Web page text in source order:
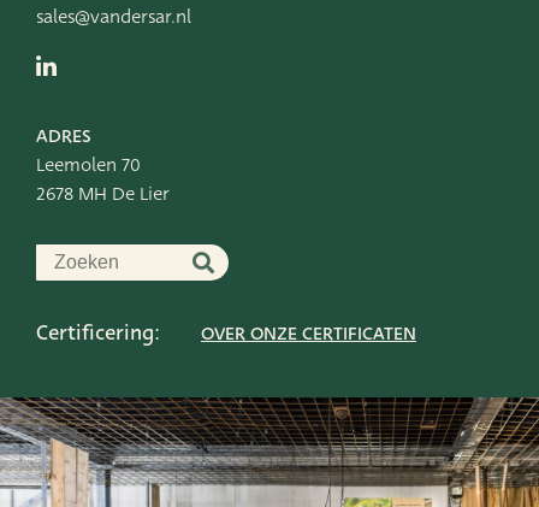
sales@vandersar.nl
ADRES
Leemolen 70
2678 MH De Lier
Certificering: OVER ONZE CERTIFICATEN